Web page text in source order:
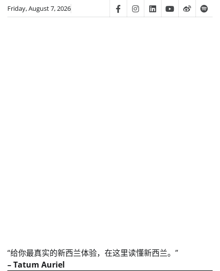
SkipFriday, August 7, 2026 FacebookInstagram
LinkedinYoutube
Weibo
“给你最真实的新西兰体验，在这里读懂新西兰。”
– Tatum Auriel